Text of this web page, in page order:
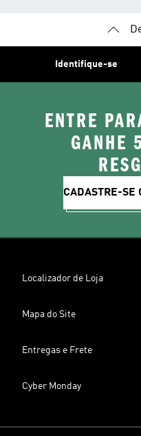
Identifique-se
ENTRE
GANHE
CADASTRE-SE
Localizador de Loja
Mapa do Site
Entregas e Frete
Cyber Monday